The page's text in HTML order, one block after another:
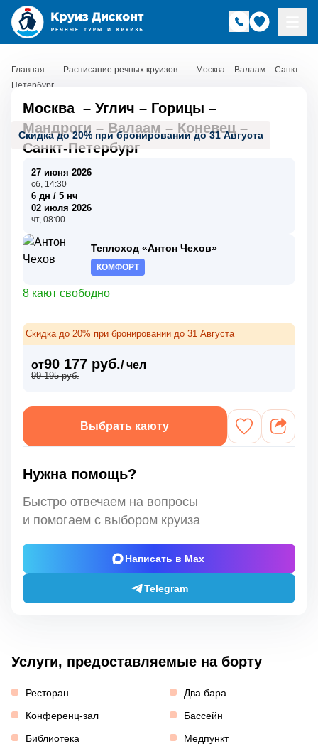
Главная — Расписание речных круизов — Москва – Валаам – Санкт-
Петербург
Скидка до 20% при бронировании до 31 Августа
Москва – Углич – Горицы –
Мандроги – Валаам – Коневец –
Санкт-Петербург
27 июня 2026
сб, 14:30
6 дн / 5 нч
02 июля 2026
чт, 08:00
Теплоход «Антон Чехов»
КОМФОРТ
8 кают свободно
Скидка до 20% при бронировании до 31 Августа
от90 177 руб./ чел
99 195 руб.
Выбрать каюту
Нужна помощь?
Быстро отвечаем на вопросы
и помогаем с выбором круиза
Написать в Max
Telegram
Услуги, предоставляемые на борту
Ресторан
Два бара
Конференц-зал
Бассейн
Библиотека
Медпункт